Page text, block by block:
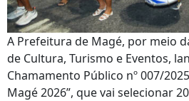
A Prefeitura de Magé, por meio
de Cultura, Turismo e Eventos,
Chamamento Público nº 007/
Magé 2026”, que vai selecionar